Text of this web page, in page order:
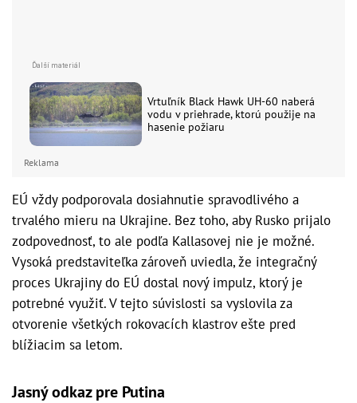
Vrtuľník Black Hawk UH-60 naberá
vodu v priehrade, ktorú použije na
hasenie požiaru
Reklama
EÚ vždy podporovala dosiahnutie spravodlivého a
trvalého mieru na Ukrajine. Bez toho, aby Rusko prijalo
zodpovednosť, to ale podľa Kallasovej nie je možné.
Vysoká predstaviteľka zároveň uviedla, že integračný
proces Ukrajiny do EÚ dostal nový impulz, ktorý je
potrebné využiť. V tejto súvislosti sa vyslovila za
otvorenie všetkých rokovacích klastrov ešte pred
blížiacim sa letom.
Jasný odkaz pre Putina